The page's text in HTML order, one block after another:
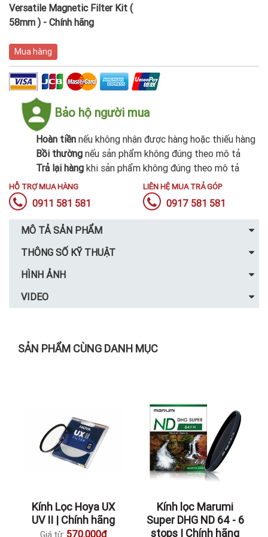
Versatile Magnetic Filter Kit (
58mm ) - Chính hãng
Mua hàng
Bảo hộ người mua
Hoàn tiền nếu không nhận được hàng hoặc thiếu hàng
Bồi thường nếu sản phẩm không đúng theo mô tả
Trả lại hàng khi sản phẩm không đúng theo mô tả
HỖ TRỢ MUA HÀNG
0911 581 581
LIÊN HỆ MUA TRẢ GÓP
0917 581 581
MÔ TẢ SẢN PHẨM
THÔNG SỐ KỸ THUẬT
HÌNH ẢNH
VIDEO
SẢN PHẨM CÙNG DANH MỤC
Kính Lọc Hoya UX
UV II | Chính hãng
Giá từ: 570.000đ
Kính lọc Marumi
Super DHG ND 64 - 6
stops | Chính hãng